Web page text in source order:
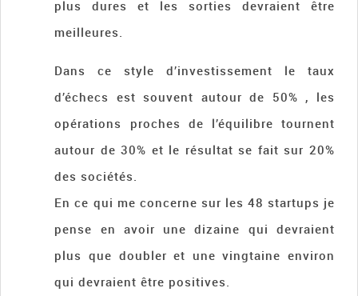
plus dures et les sorties devraient être
meilleures.
Dans ce style d’investissement le taux
d’échecs est souvent autour de 50% , les
opérations proches de l’équilibre tournent
autour de 30% et le résultat se fait sur 20%
des sociétés.
En ce qui me concerne sur les 48 startups je
pense en avoir une dizaine qui devraient
plus que doubler et une vingtaine environ
qui devraient être positives.